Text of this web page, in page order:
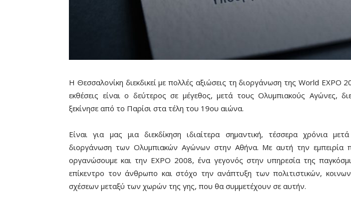
Η Θεσσαλονίκη διεκδικεί με πολλές αξιώσεις τη διοργάνωση της World EXPO
εκθέσεις είναι ο δεύτερος σε μέγεθος, μετά τους Ολυμπιακούς Αγώνες,
ξεκίνησε από το Παρίσι στα τέλη του 19ου αιώνα.
Είναι για μας μια διεκδίκηση ιδιαίτερα σημαντική, τέσσερα χρόνια
διοργάνωση των Ολυμπιακών Αγώνων στην Αθήνα. Με αυτή την εμπειρία
οργανώσουμε και την EXPO 2008, ένα γεγονός στην υπηρεσία της
επίκεντρο τον άνθρωπο και στόχο την ανάπτυξη των πολιτιστικών,
σχέσεων μεταξύ των χωρών της γης, που θα συμμετέχουν σε αυτήν.